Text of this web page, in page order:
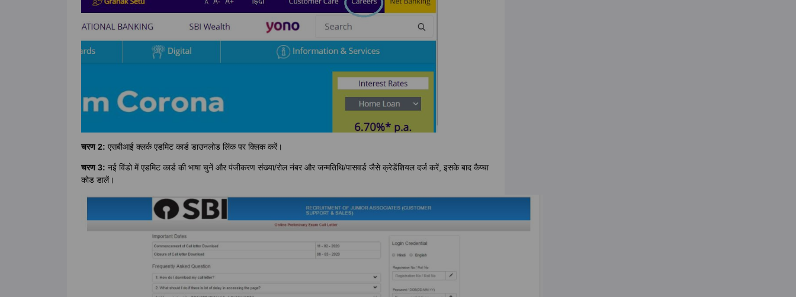
चरण 2: एसबीआई क्लर्क एडमिट कार्ड डाउनलोड लिंक पर क्लिक करें।
चरण 3: नई विंडो में एडमिट कार्ड की भाषा चुनें और पंजीकरण संख्या/रोल नंबर और जन्मतिथि/पासवर्ड जैसे क्रेडेंशियल दर्ज करें, इसके बाद कैप्चा
कोड डालें।